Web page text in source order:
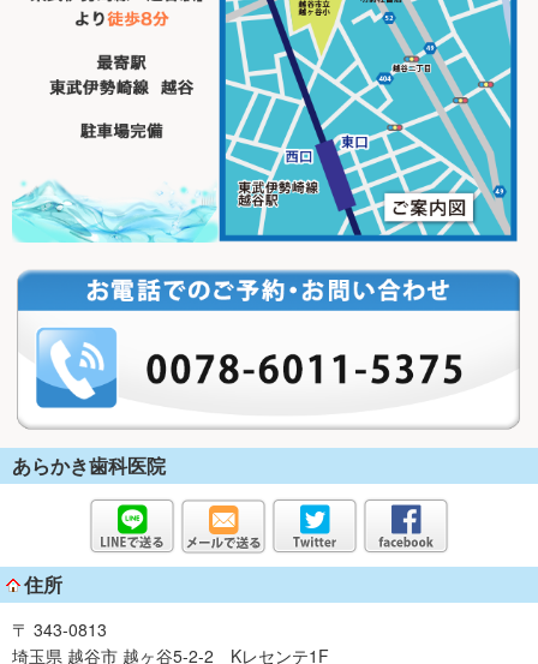
あらかき歯科医院
住所
〒 343-0813
埼玉県 越谷市 越ヶ谷5-2-2 Kレセンテ1F